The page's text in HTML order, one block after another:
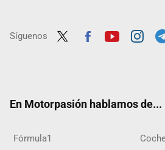
Síguenos
En Motorpasión hablamos de...
Fórmula1